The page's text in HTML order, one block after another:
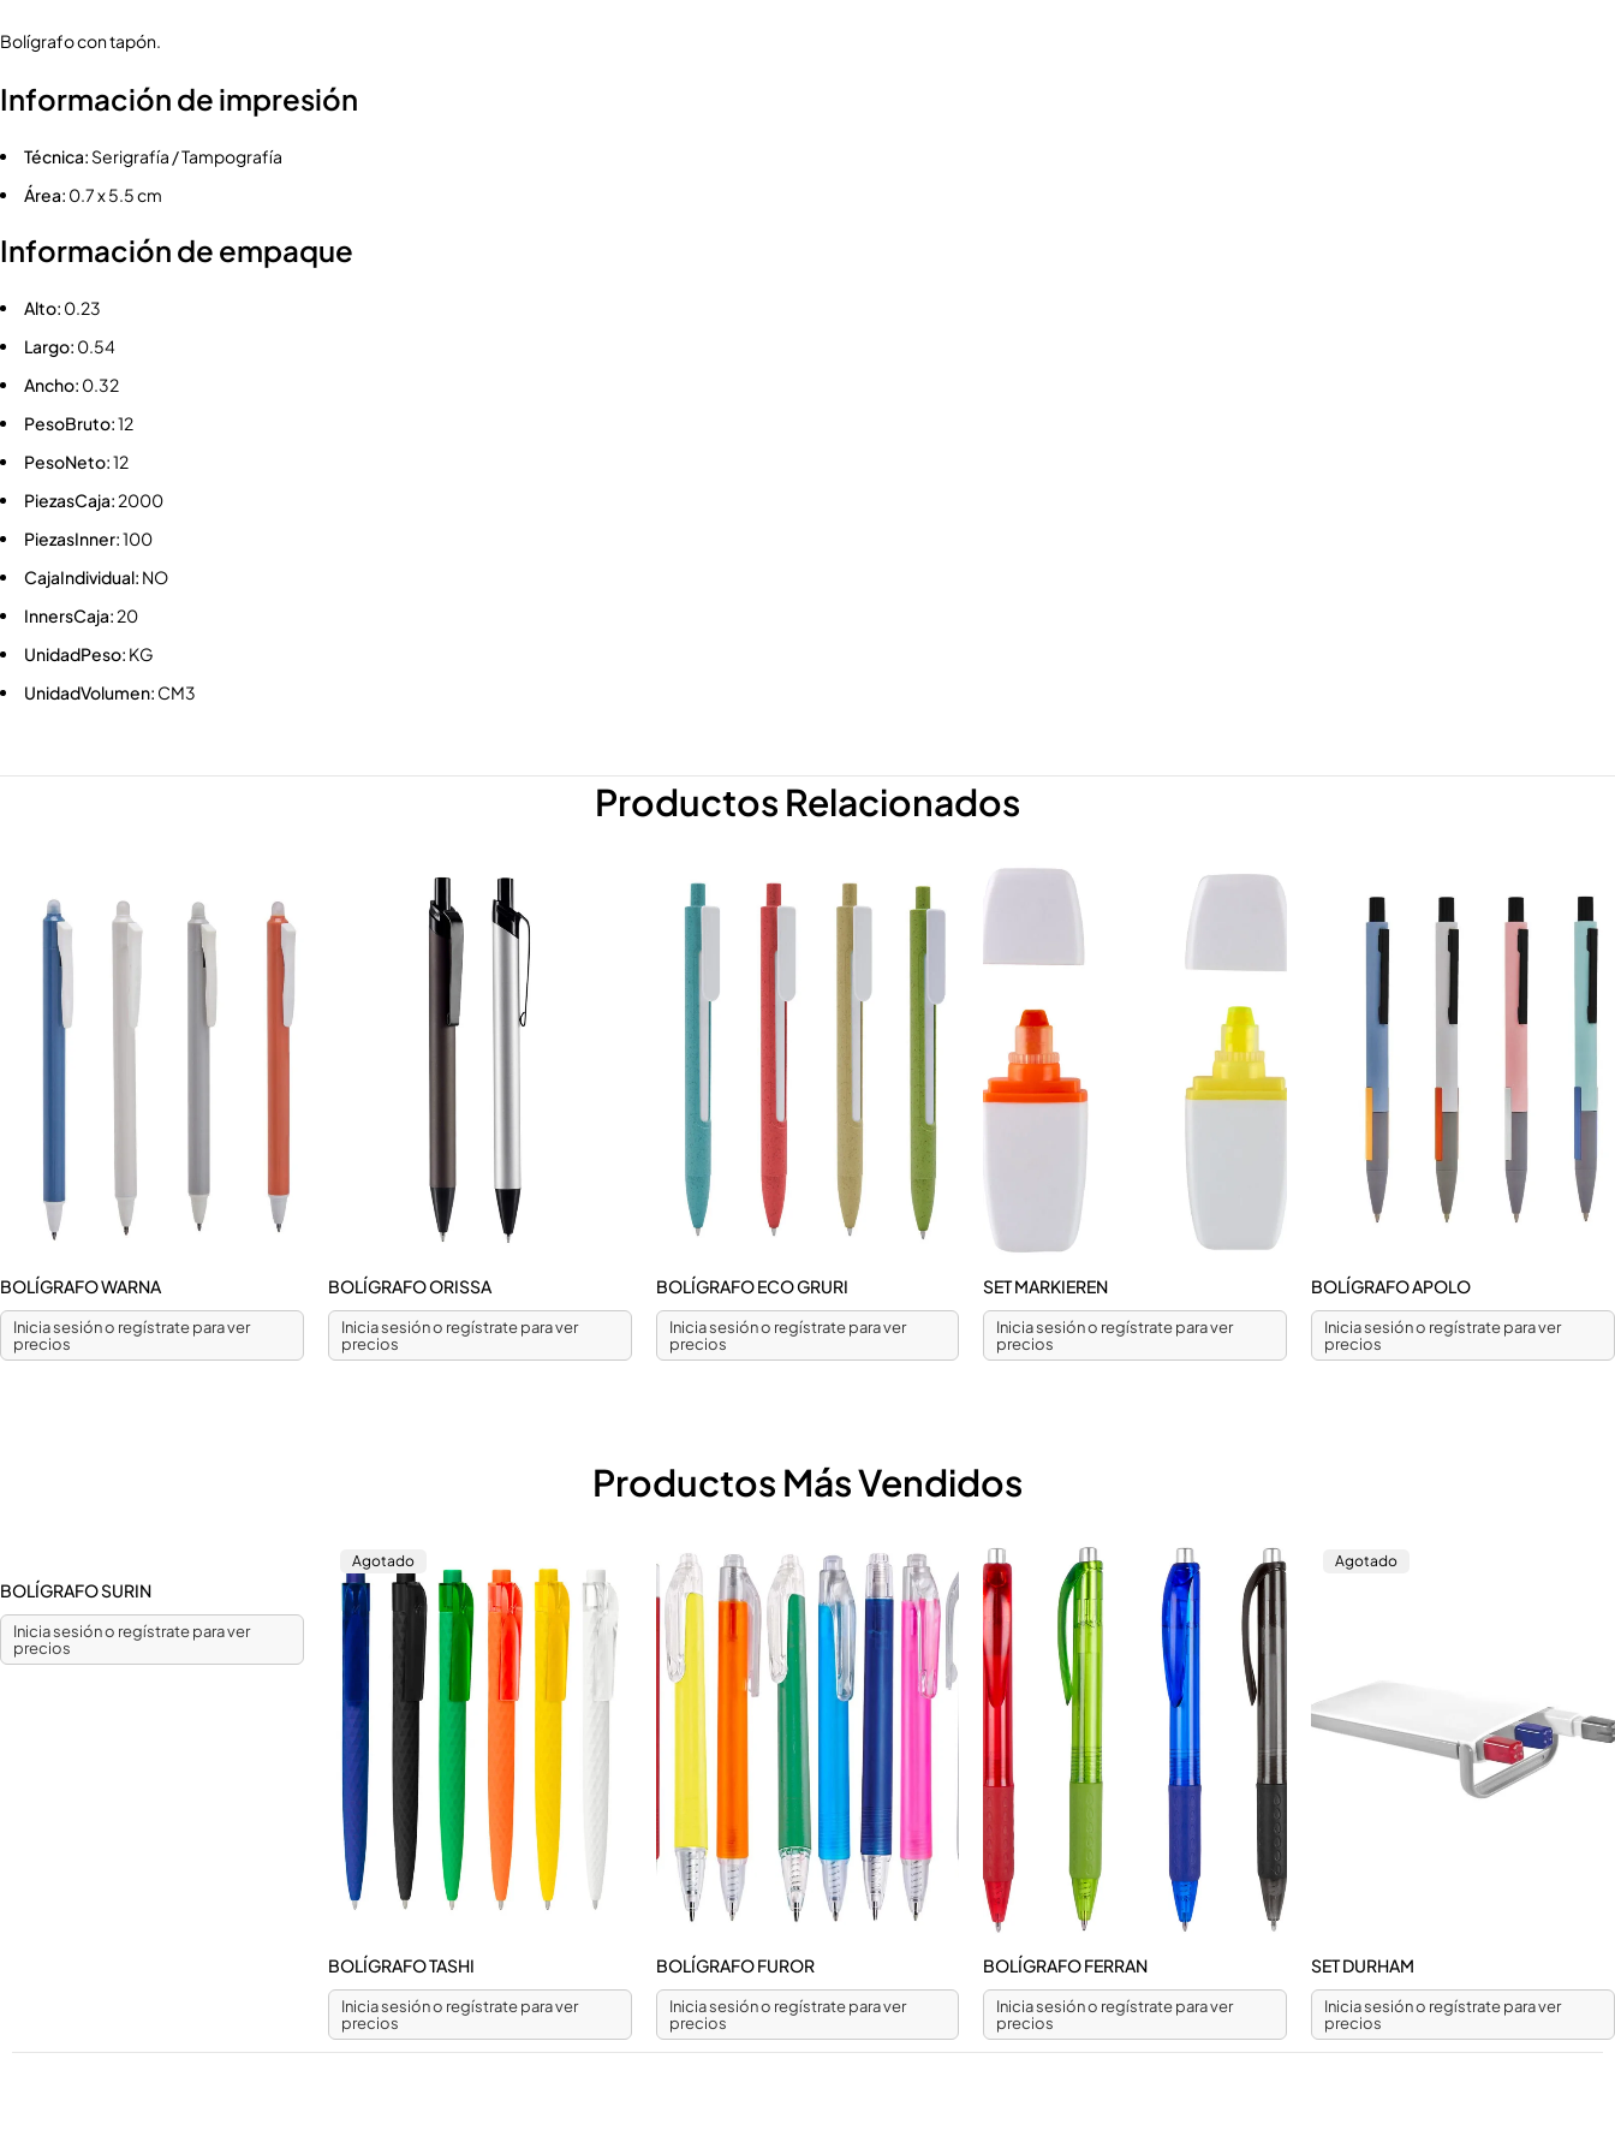
Bolígrafo con tapón.
Información de impresión
Técnica: Serigrafía / Tampografía
Área: 0.7 x 5.5 cm
Información de empaque
Alto: 0.23
Largo: 0.54
Ancho: 0.32
PesoBruto:12
PesoNeto:12
PiezasCaja: 2000
PiezasInner:100
CajaIndividual: NO
InnersCaja: 20
UnidadPeso: KG
UnidadVolumen: CM3
Productos Relacionados
BOLÍGRAFO WARNA
Inicia sesión o regístrate para ver
precios
BOLÍGRAFO ORISSA
Inicia sesión o regístrate para ver
precios
BOLÍGRAFO ECO GRURI
Inicia sesión o regístrate para ver
precios
SET MARKIEREN
Inicia sesión o regístrate para ver
precios
BOLÍGRAFO APOLO
Inicia sesión o regístrate para ver
precios
Productos Más Vendidos
BOLÍGRAFO SURIN
Inicia sesión o regístrate para ver
precios
Agotado
BOLÍGRAFO TASHI
Inicia sesión o regístrate para ver
precios
BOLÍGRAFO FUROR
Inicia sesión o regístrate para ver
precios
BOLÍGRAFO FERRAN
Inicia sesión o regístrate para ver
precios
Agotado
SET DURHAM
Inicia sesión o regístrate para ver
precios